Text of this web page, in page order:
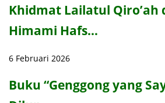
Khidmat Lailatul Qiro’ah
Himami Hafs…
6 Februari 2026
Buku “Genggong yang